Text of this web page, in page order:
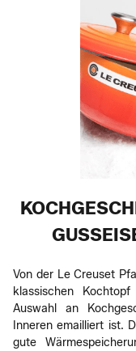
Von der Le Creuset
klassischen
Auswahl an
Inneren emailliert ist.
gute